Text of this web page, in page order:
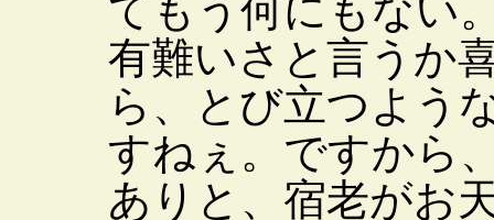
てもう何にもない
有難いさと言うか
ら、とび立つよう
すねぇ。ですから
ありと、宿老がお